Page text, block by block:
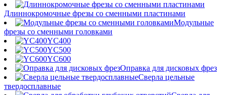
Длиннокромочные фрезы со сменными пластинами
Модульные
фрезы со сменными головками
YC400
YC500
YC600
Оправка для дисковых фрез
Сверла цельные
твердосплавные